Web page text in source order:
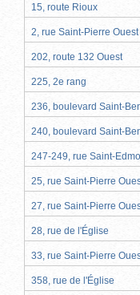
15, route Rioux
2, rue Saint-Pierre Ouest
202, route 132 Ouest
225, 2e rang
236, boulevard Saint-
240, boulevard Saint-
247-249, rue Saint-
25, rue Saint-Pierre
27, rue Saint-Pierre
28, rue de l'Église
33, rue Saint-Pierre
358, rue de l'Église